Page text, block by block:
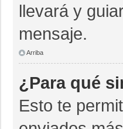
llevará y
mensaje.
Arriba
¿Para qué
Esto te